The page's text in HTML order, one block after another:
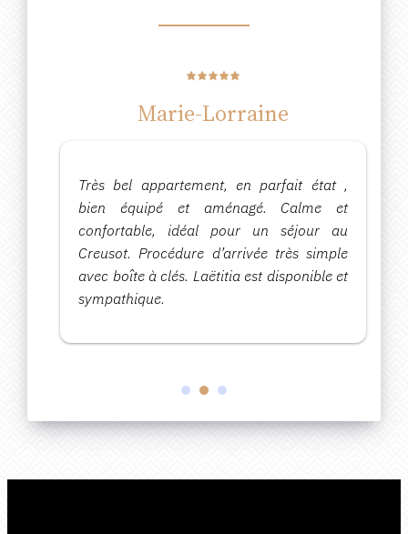
Marie-Lorraine
Très bel appartement, en parfait état ,
bien équipé et aménagé. Calme et
confortable, idéal pour un séjour au
Creusot. Procédure d’arrivée très simple
avec boîte à clés. Laëtitia est disponible et
sympathique.